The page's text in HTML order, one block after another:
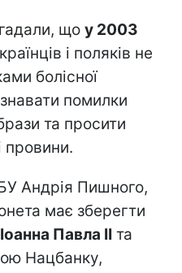
що у 2003
і поляків не
болісної
помилки
та просити
провини.
Андрія Пишного,
має зберегти
Павла II та
Нацбанку,